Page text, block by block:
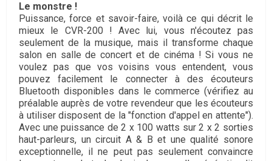
Le monstre !
Puissance, force et savoir-faire, voilà ce qui décrit le
mieux le CVR-200 ! Avec lui, vous n'écoutez pas
seulement de la musique, mais il transforme chaque
salon en salle de concert et de cinéma ! Si vous ne
voulez pas que vos voisins vous entendent, vous
pouvez facilement le connecter à des écouteurs
Bluetooth disponibles dans le commerce (vérifiez au
préalable auprès de votre revendeur que les écouteurs
à utiliser disposent de la "fonction d'appel en attente").
Avec une puissance de 2 x 100 watts sur 2 x 2 sorties
haut-parleurs, un circuit A & B et une qualité sonore
exceptionnelle, il ne peut pas seulement convaincre